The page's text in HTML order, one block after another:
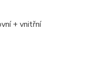
+ vnitřní